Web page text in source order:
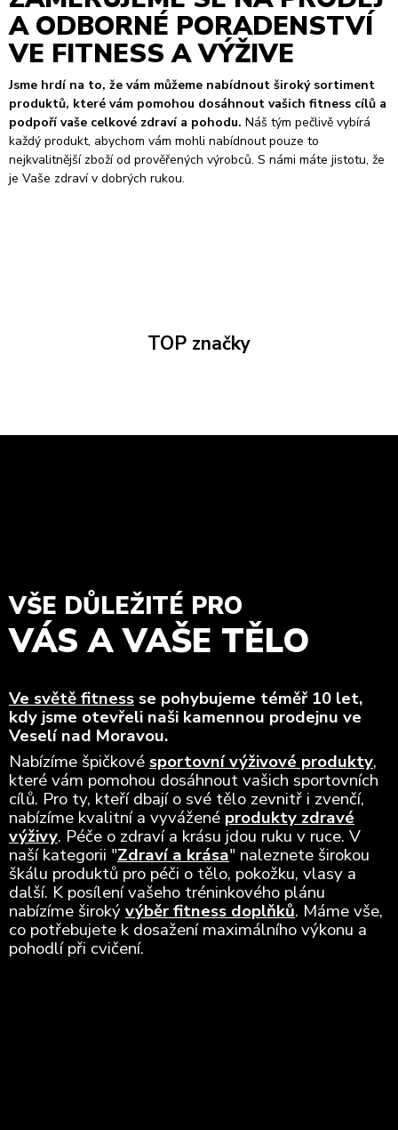
A ODBORNÉ PORADENSTVÍ
VE FITNESS A VÝŽIVE
Jsme hrdí na to, že vám můžeme nabídnout široký sortiment
produktů, které vám pomohou dosáhnout vašich fitness cílů a
podpoří vaše celkové zdraví a pohodu. Náš tým pečlivě vybírá
každý produkt, abychom vám mohli nabídnout pouze to
nejkvalitnější zboží od prověřených výrobců. S námi máte jistotu, že
je Vaše zdraví v dobrých rukou.
TOP značky
VŠE DŮLEŽITÉ PRO
VÁS A VAŠE TĚLO
Ve světě fitness se pohybujeme téměř 10 let,
kdy jsme otevřeli naši kamennou prodejnu ve
Veselí nad Moravou.
Nabízíme špičkovésportovní výživové produkty,
které vám pomohou dosáhnout vašich sportovních
cílů. Pro ty, kteří dbají o své tělo zevnitř i zvenčí,
nabízíme kvalitní a vyvážené produkty zdravé
výživy. Péče o zdraví a krásu jdou ruku v ruce. V
naší kategorii "Zdraví a krása" naleznete širokou
škálu produktů pro péči o tělo, pokožku, vlasy a
další. K posílení vašeho tréninkového plánu
nabízíme širokývýběr fitness doplňků. Máme vše,
co potřebujete k dosažení maximálního výkonu a
pohodlí při cvičení.